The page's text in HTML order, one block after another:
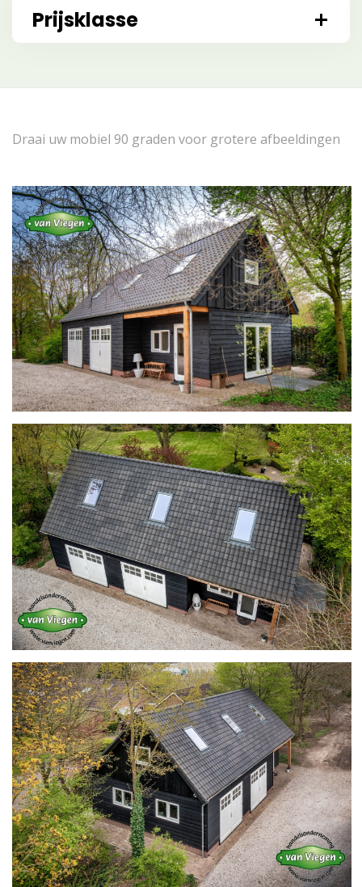
Prijsklasse
Draai uw mobiel 90 graden voor grotere afbeeldingen